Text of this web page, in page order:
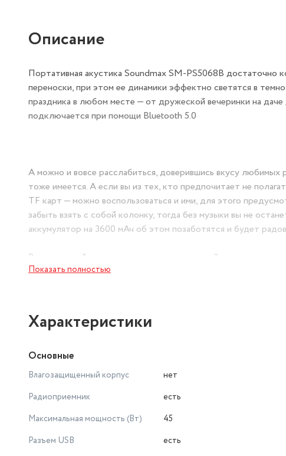
Описание
Портативная акустика Soundmax SM-PS5068B достаточно
переноски, при этом ее динамики эффектно светятся в
праздника в любом месте — от дружеской вечеринки на даче
подключается при помощи Bluetooth 5.0
А можно и вовсе расслабиться, доверившись вкусу
тоже имеется. А если вы из тех, кто предпочитает не
TF карт — можно воспользоваться и ими, для этого
забыть взять с собой колонку, тогда без музыки вы не
аккумулятор на 3600 мАч об этом позаботятся и будет
В компактный корпус колонки поместились 2 крупных
громкости хватит как для прослушивания музыки в
мощности и объема.
Показать полностью
Характеристики
Основные
Влагозащищенный корпус
нет
Радиоприемник
есть
Максимальная мощность (Вт)
45
Разъем USB
есть